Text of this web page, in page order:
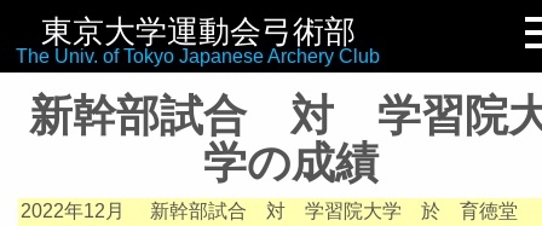
東京大学運動会弓術部
The Univ. of Tokyo Japanese Archery Club
リンク集
新幹部試合 対 学習院
学の成績
2022年12月
新幹部試合 対 学習院大学
於 育徳堂